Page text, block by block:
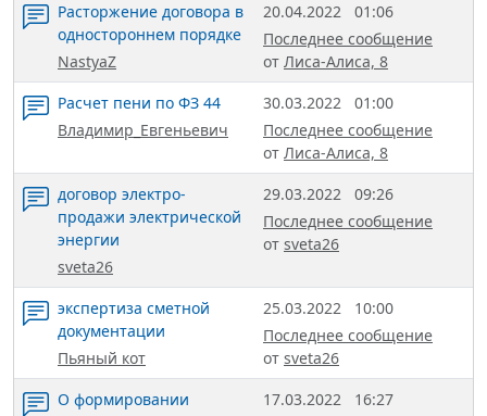
Расторжение договора в
одностороннем порядке
NastyaZ
20.04.2022
01:06
Последнее сообщение
от Лиса-Алиса, 8
Расчет пени по ФЗ 44
Владимир_Евгеньевич
30.03.2022
01:00
Последнее сообщение
от Лиса-Алиса, 8
договор электро-
продажи электрической
энергии
sveta26
29.03.2022
09:26
Последнее сообщение
от sveta26
экспертиза сметной
документации
Пьяный кот
25.03.2022
10:00
Последнее сообщение
от sveta26
О формировании
17.03.2022
16:27